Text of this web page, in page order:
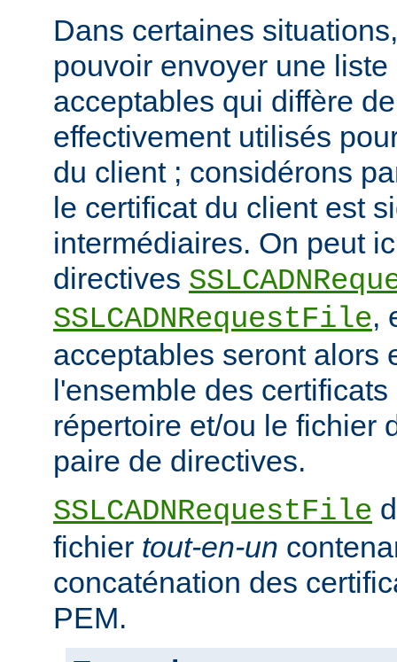
Dans certaines
pouvoir envoyer une
acceptables qui diffère
effectivement utilisés
du client ; considérons
le certificat du client est
intermédiaires. On peut
directives
SSLCADNRequestFile,
acceptables seront alors
l'ensemble des
répertoire et/ou le fichier
paire de directives.
SSLCADNRequestFile
fichier tout-en-un
concaténation des
PEM.